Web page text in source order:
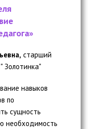
старший
Золотинка"
навыков
по
сущность
необходимость